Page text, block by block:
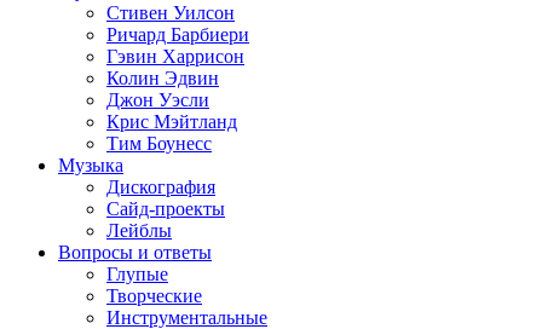
Стивен Уилсон
Ричард Барбиери
Гэвин Харрисон
Колин Эдвин
Джон Уэсли
Крис Мэйтланд
Тим Боунесс
Музыка
Дискография
Сайд-проекты
Лейблы
Вопросы и ответы
Глупые
Творческие
Инструментальные